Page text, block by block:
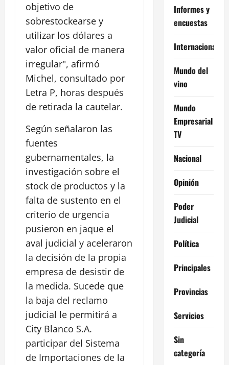
objetivo de
sobrestockearse y
utilizar los dólares a
valor oficial de manera
irregular", afirmó
Michel, consultado por
Letra P, horas después
de retirada la cautelar.
Según señalaron las
fuentes
gubernamentales, la
investigación sobre el
stock de productos y la
falta de sustento en el
criterio de urgencia
pusieron en jaque el
aval judicial y aceleraron
la decisión de la propia
empresa de desistir de
la medida. Sucede que
la baja del reclamo
judicial le permitirá a
City Blanco S.A.
participar del Sistema
de Importaciones de la
Informes y
encuestas
Internacional
Mundo del
vino
Mundo
Empresarial
TV
Nacional
Opinión
Poder
Judicial
Política
Principales
Provincias
Servicios
Sin
categoría